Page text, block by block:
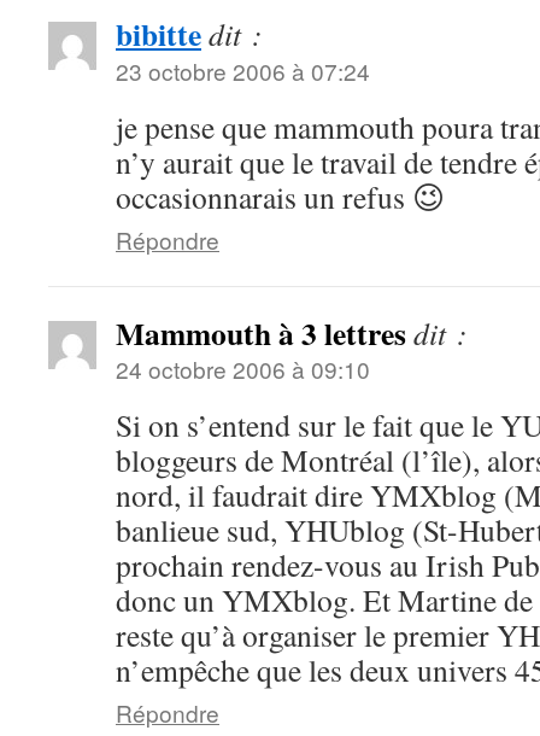
bibittedit :
23 octobre 2006 à 07:24
je pense que mammouth poura
n’y aurait que le travail de tendre
occasionnarais un refus 😉
Répondre
Mammouth à 3 lettresdit :
24 octobre 2006 à 09:10
Si on s’entend sur le fait que le
bloggeurs de Montréal (l’île),
nord, il faudrait dire YMXblog
banlieue sud, YHUblog (St-
prochain rendez-vous au Irish
donc un YMXblog. Et Martine de
reste qu’à organiser le premier
n’empêche que les deux univers
Répondre